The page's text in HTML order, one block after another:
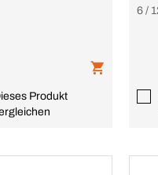
Produkt